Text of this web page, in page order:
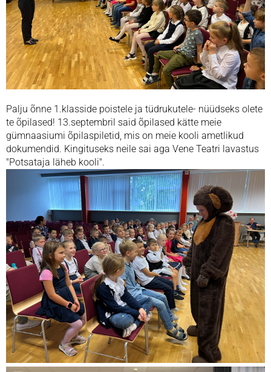
Palju õnne 1.klasside poistele ja tüdrukutele- nüüdseks olete
te õpilased! 13.septembril said õpilased kätte meie
gümnaasiumi õpilaspiletid, mis on meie kooli ametlikud
dokumendid. Kingituseks neile sai aga Vene Teatri lavastus
"Potsataja läheb kooli".